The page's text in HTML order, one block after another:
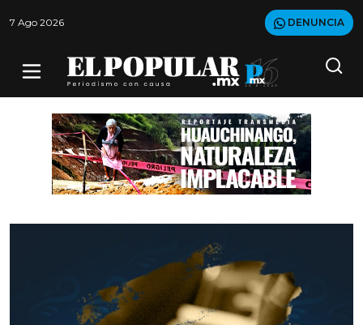
7 Ago 2026 DENUNCIA